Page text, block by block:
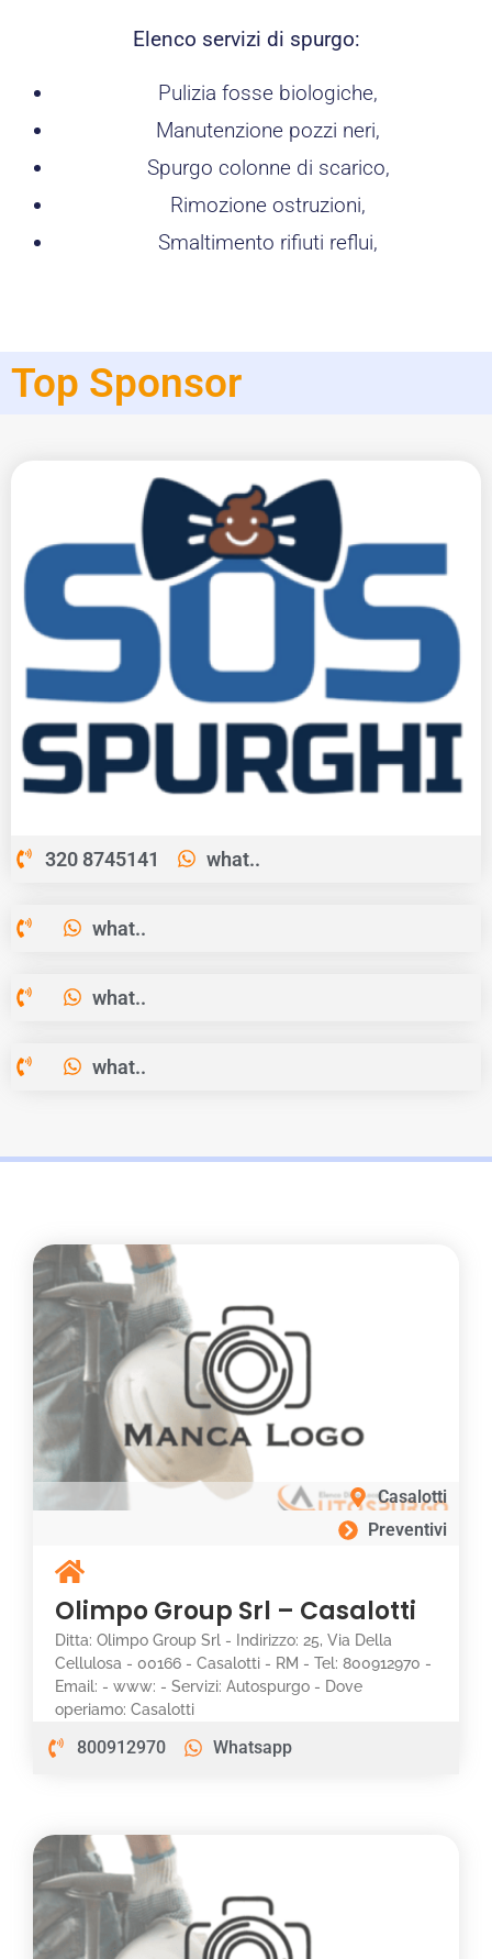
Elenco servizi di spurgo:
Pulizia fosse biologiche,
Manutenzione pozzi neri,
Spurgo colonne di scarico,
Rimozione ostruzioni,
Smaltimento rifiuti reflui,
Top Sponsor
320 8745141 what..
what..
what..
what..
Casalotti
Preventivi
Olimpo Group Srl – Casalotti
Ditta: Olimpo Group Srl - Indirizzo: 25, Via Della
Cellulosa - 00166 - Casalotti - RM - Tel: 800912970 -
Email: - www: - Servizi: Autospurgo - Dove
operiamo: Casalotti
800912970 Whatsapp